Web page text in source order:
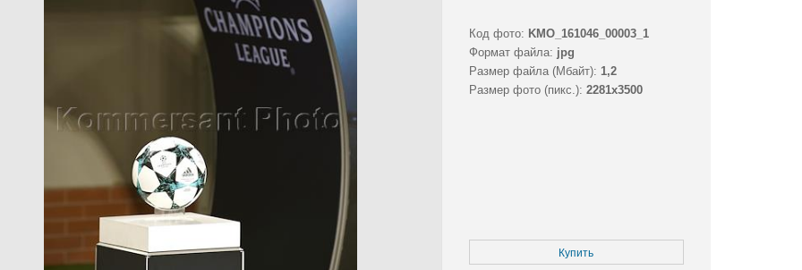
Код фото: KMO_161046_00003_1
Формат файла: jpg
Размер файла (Мбайт): 1,2
Размер фото (пикс.): 2281x3500
Купить